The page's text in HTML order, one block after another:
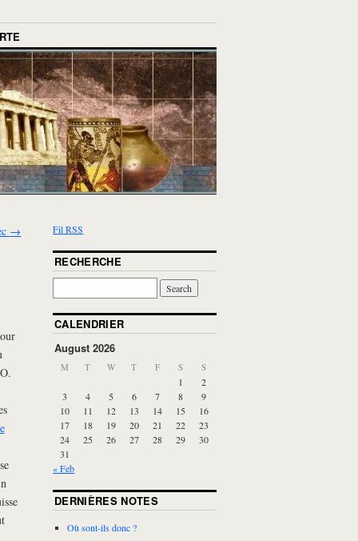
→ Fil RSS
RECHERCHE
CALENDRIER
August 2026
M T W T F S S
1
2
3
4 5 6 7 8
9
10
11 12 13 14 15
16
17
18 19 20 21 22
23
24
25 26 27 28 29
30
31
« Feb
DERNIÈRES NOTES
Où sont-ils donc ?